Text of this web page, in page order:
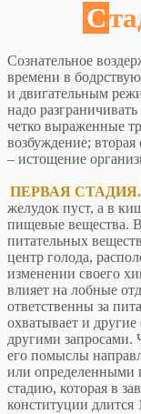
Сознательное
времени в
и двигательным
надо
четко выраженные
возбуждение;
– истощение
ПЕРВАЯ СТАДИЯ.
желудок пуст, а в
пищевые вещества.
питательных
центр голода,
изменении своего
влияет на лобные
ответственны за
охватывает и
другими запросами.
его помыслы
или определенными
стадию, которая в
конституции длится